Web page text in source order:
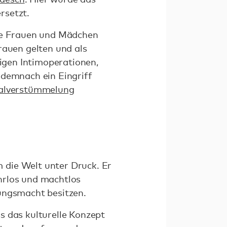
und Mädchen
gelten und als
Intimoperationen,
ein Eingriff
die Welt unter Druck. Er
und machtlos
besitzen.
das kulturelle Konzept